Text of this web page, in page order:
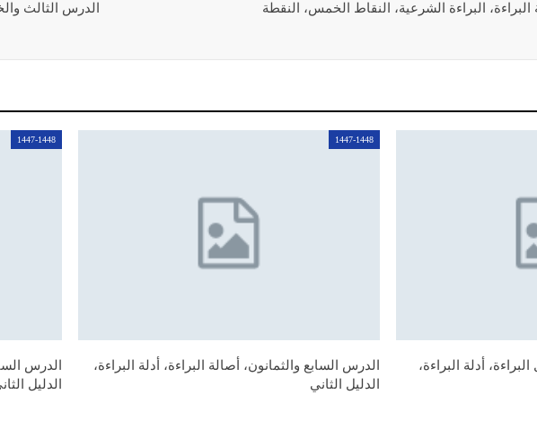
البراءة الشرعية، النقاط الخمس، النقطة
الدرس الثالث
أدلة البراءة،
1447-1448
الدرس السابع والثمانون، أصالة البراءة، أدلة البراءة،
الدليل الثاني
1447-1448
الدرس
الدليل